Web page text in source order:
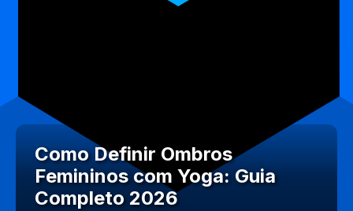
Como Definir Ombros
Femininos com Yoga: Guia
Completo 2026